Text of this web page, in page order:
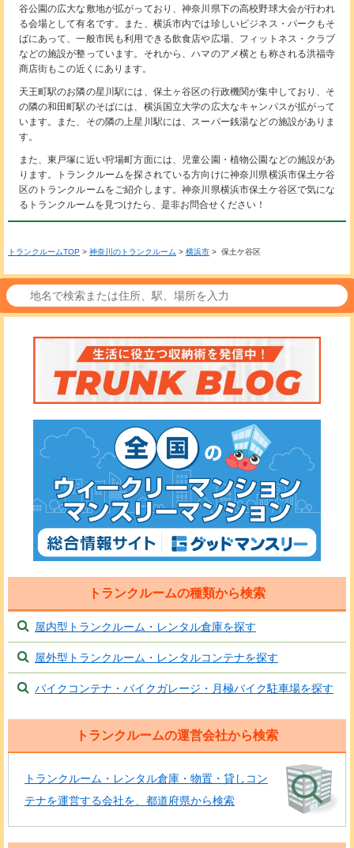
谷公園の広大な敷地が拡がっており、神奈川県下の高校野球大会が行われ
る会場として有名です。また、横浜市内では珍しいビジネス・パークもそ
ばにあって、一般市民も利用できる飲食店や広場、フィットネス・クラブ
などの施設が整っています。それから、ハマのアメ横とも称される洪福寺
商店街もこの近くにあります。
天王町駅のお隣の星川駅には、保土ヶ谷区の行政機関が集中しており、そ
の隣の和田町駅のそばには、横浜国立大学の広大なキャンパスが拡がって
います。また、その隣の上星川駅には、スーパー銭湯などの施設がありま
す。
また、東戸塚に近い狩場町方面には、児童公園・植物公園などの施設があ
ります。トランクルームを探されている方向けに神奈川県横浜市保土ケ谷
区のトランクルームをご紹介します。神奈川県横浜市保土ケ谷区で気にな
るトランクルームを見つけたら、是非お問合せください！
トランクルームTOP > 神奈川のトランクルーム > 横浜市 > 保土ケ谷区
トランクルームの種類から検索
屋内型トランクルーム・レンタル倉庫を探す
屋外型トランクルーム・レンタルコンテナを探す
バイクコンテナ・バイクガレージ・月極バイク駐車場を探す
トランクルームの運営会社から検索
トランクルーム・レンタル倉庫・物置・貸しコン
テナを運営する会社を、都道府県から検索